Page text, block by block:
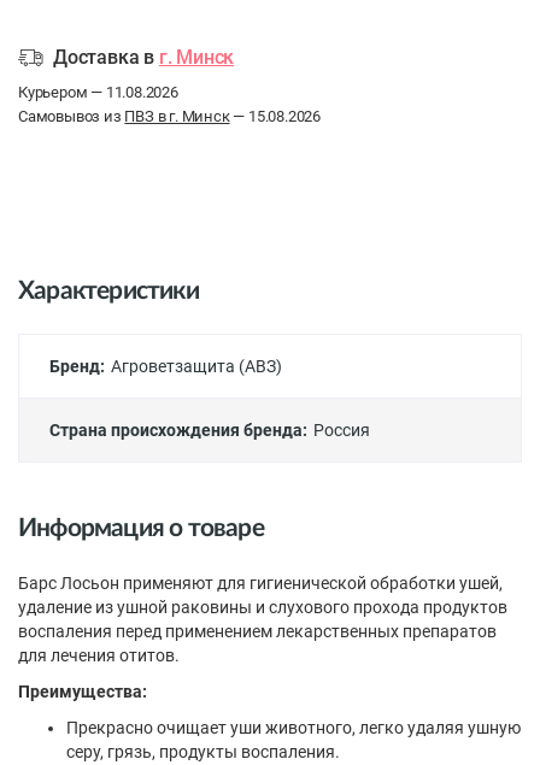
Доставка в г. Минск
Курьером — 11.08.2026
Самовывоз из ПВЗ в г. Минск— 15.08.2026
Характеристики
Бренд: Агроветзащита (АВЗ)
Страна происхождения бренда: Россия
Информация о товаре
Барс Лосьон применяют для гигиенической обработки ушей,
удаление из ушной раковины и слухового прохода продуктов
воспаления перед применением лекарственных препаратов
для лечения отитов.
Преимущества:
Прекрасно очищает уши животного, легко удаляя ушную
серу, грязь, продукты воспаления.